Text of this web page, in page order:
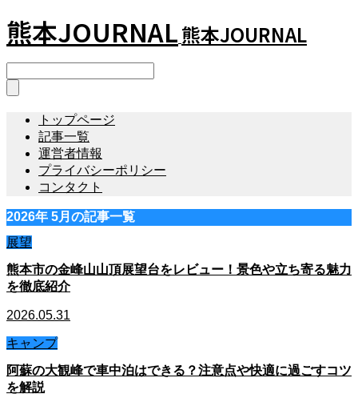
熊本JOURNAL熊本JOURNAL
トップページ
記事一覧
運営者情報
プライバシーポリシー
コンタクト
2026年 5月の記事一覧
展望
熊本市の金峰山山頂展望台をレビュー！景色や立ち寄る魅力
を徹底紹介
2026.05.31
キャンプ
阿蘇の大観峰で車中泊はできる？注意点や快適に過ごすコツ
を解説